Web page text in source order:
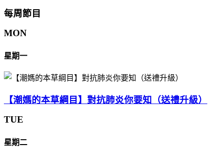
每周節目
MON
星期一
【潮媽的本草綱目】對抗肺炎你要知（送禮升級）
TUE
星期二